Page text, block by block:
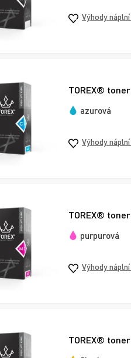
Výhody
TOREX®
azurová
Výhody
TOREX®
purpurová
Výhody
TOREX®